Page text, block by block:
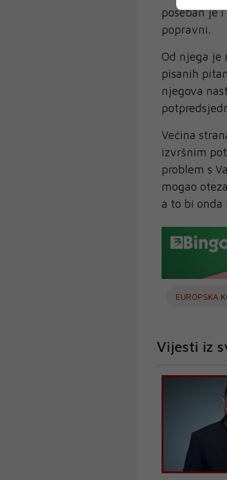
poseban je
popravni.
Od njega je
pisanih
njegova
Većina
izvršnim
problem s
mogao
a to bi onda
EUROPSKA
Vijesti iz